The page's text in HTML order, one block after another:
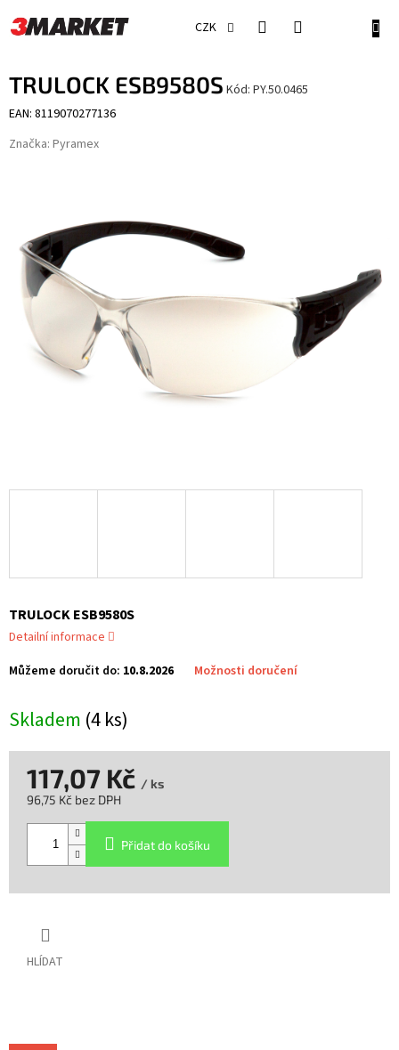
na
obsah
CZK
TRULOCK ESB9580S Kód: PY.50.0465
EAN: 8119070277136
Značka: Pyramex
Skladem (4 ks)
Můžeme doručit do: 10.8.2026 Možnosti doručení
TRULOCK ESB9580S
Detailní informace
HLÍDAT
117,07 Kč / ks
96,75 Kč bez DPH
Přidat do košíku